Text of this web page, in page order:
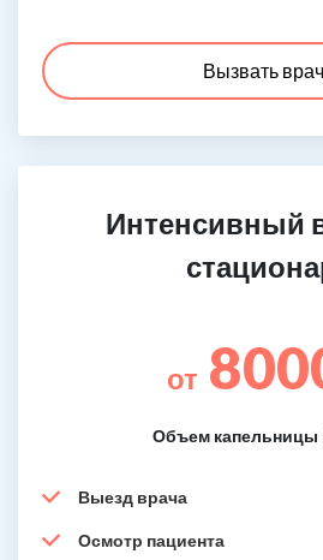
Вызвать
Интенсивный
от
Объем капельницы
Выезд врача
Осмотр пациента